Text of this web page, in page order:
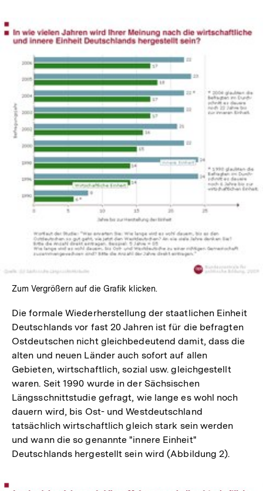
In
Lightbox
öffnen
Zum Vergrößern auf die Grafik klicken.
Die formale Wiederherstellung der staatlichen Einheit
Deutschlands vor fast 20 Jahren ist für die befragten
Ostdeutschen nicht gleichbedeutend damit, dass die
alten und neuen Länder auch sofort auf allen
Gebieten, wirtschaftlich, sozial usw. gleichgestellt
waren. Seit 1990 wurde in der Sächsischen
Längsschnittstudie gefragt, wie lange es wohl noch
dauern wird, bis Ost- und Westdeutschland
tatsächlich wirtschaftlich gleich stark sein werden
und wann die so genannte "innere Einheit"
Deutschlands hergestellt sein wird (Abbildung 2).